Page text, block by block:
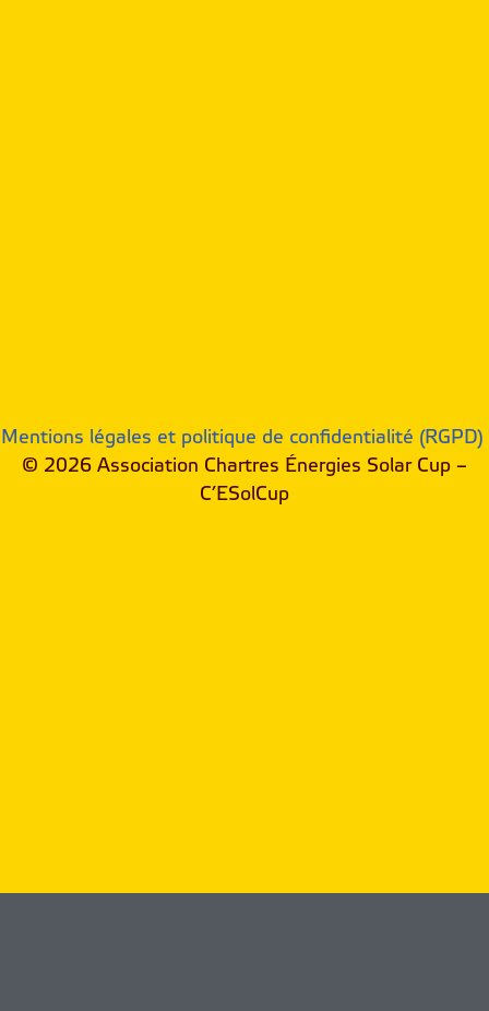
Mentions légales et politique de confidentialité (RGPD)
© 2026 Association Chartres Énergies Solar Cup –
C’ESolCup